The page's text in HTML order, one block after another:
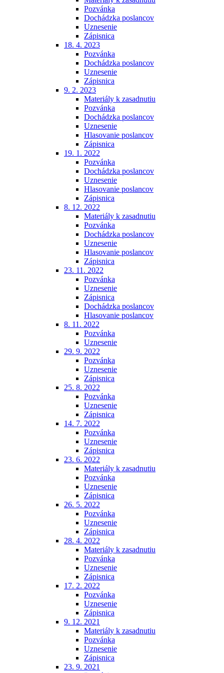
Pozvánka
Dochádzka poslancov
Uznesenie
Zápisnica
18. 4. 2023
Pozvánka
Dochádzka poslancov
Uznesenie
Zápisnica
9. 2. 2023
Materiály k zasadnutiu
Pozvánka
Dochádzka poslancov
Uznesenie
Hlasovanie poslancov
Zápisnica
19. 1. 2022
Pozvánka
Dochádzka poslancov
Uznesenie
Hlasovanie poslancov
Zápisnica
8. 12. 2022
Materiály k zasadnutiu
Pozvánka
Dochádzka poslancov
Uznesenie
Hlasovanie poslancov
Zápisnica
23. 11. 2022
Pozvánka
Uznesenie
Zápisnica
Dochádzka poslancov
Hlasovanie poslancov
8. 11. 2022
Pozvánka
Uznesenie
29. 9. 2022
Pozvánka
Uznesenie
Zápisnica
25. 8. 2022
Pozvánka
Uznesenie
Zápisnica
14. 7. 2022
Pozvánka
Uznesenie
Zápisnica
23. 6. 2022
Materiály k zasadnutiu
Pozvánka
Uznesenie
Zápisnica
26. 5. 2022
Pozvánka
Uznesenie
Zápisnica
28. 4. 2022
Materiály k zasadnutiu
Pozvánka
Uznesenie
Zápisnica
17. 2. 2022
Pozvánka
Uznesenie
Zápisnica
9. 12. 2021
Materiály k zasadnutiu
Pozvánka
Uznesenie
Zápisnica
23. 9. 2021